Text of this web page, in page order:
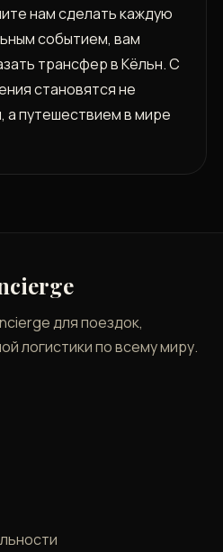
нам сделать каждую
событием, вам
трансфер в Кёльн. С
становятся не
путешествием в мире
для поездок,
логистики по всему миру.